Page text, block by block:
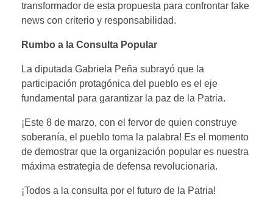
transformador de esta propuesta para confrontar fake
news con criterio y responsabilidad.​
Rumbo a la Consulta Popular
La diputada Gabriela Peña subrayó que la
participación protagónica del pueblo es el eje
fundamental para garantizar la paz de la Patria.
¡Este 8 de marzo, con el fervor de quien construye
soberanía, el pueblo toma la palabra! Es el momento
de demostrar que la organización popular es nuestra
máxima estrategia de defensa revolucionaria.
¡Todos a la consulta por el futuro de la Patria!